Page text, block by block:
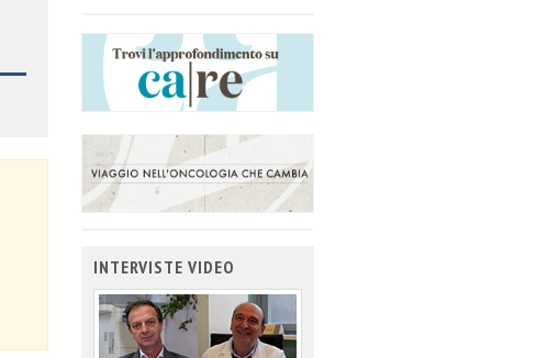
INTERVISTE VIDEO